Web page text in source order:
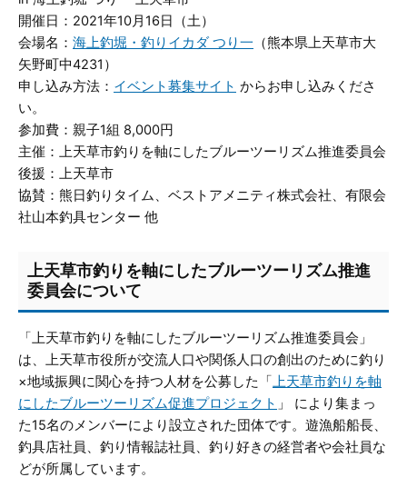
開催日：2021年10月16日（土）
会場名： 海上釣堀・釣りイカダ つり一 （熊本県上天草市大
矢野町中4231）
申し込み方法： イベント募集サイト からお申し込みくださ
い。
参加費：親子1組 8,000円
主催：上天草市釣りを軸にしたブルーツーリズム推進委員会
後援：上天草市
協賛：熊日釣りタイム、ベストアメニティ株式会社、有限会
社山本釣具センター 他
上天草市釣りを軸にしたブルーツーリズム推進
委員会について
「上天草市釣りを軸にしたブルーツーリズム推進委員会」
は、上天草市役所が交流人口や関係人口の創出のために釣り
×地域振興に関心を持つ人材を公募した「上天草市釣りを軸
にしたブルーツーリズム促進プロジェクト 」 により集まっ
た15名のメンバーにより設立された団体です。遊漁船船長、
釣具店社員、釣り情報誌社員、釣り好きの経営者や会社員な
どが所属しています。